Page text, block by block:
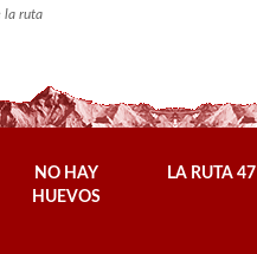
la ruta
NO HAY
HUEVOS
LA RUTA 47